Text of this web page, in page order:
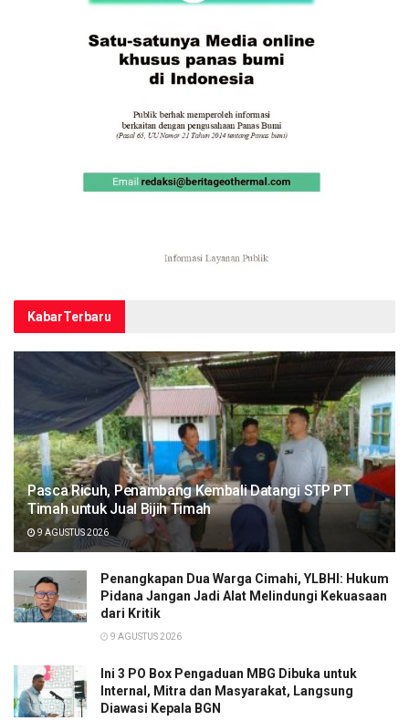
KabarTerbaru
Pasca Ricuh, Penambang Kembali Datangi STP PT
Timah untuk Jual Bijih Timah
9 AGUSTUS 2026
Penangkapan Dua Warga Cimahi, YLBHI: Hukum
Pidana Jangan Jadi Alat Melindungi Kekuasaan
dari Kritik
9 AGUSTUS 2026
Ini 3 PO Box Pengaduan MBG Dibuka untuk
Internal, Mitra dan Masyarakat, Langsung
Diawasi Kepala BGN